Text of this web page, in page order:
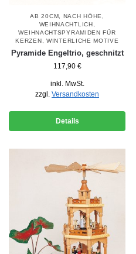
AB 20CM NACH HÖHE
WEIHNACHTLICH
WEIHNACHTSPYRAMIDEN FÜR
KERZEN
WINTERLICHE MOTIVE
Pyramide Engeltrio, geschnitzt
117,90 €
inkl. MwSt.
zzgl. Versandkosten
Details